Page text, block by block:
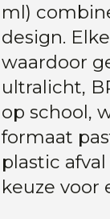
ml)
design.
waardoor
ultralicht,
op school,
formaat
plastic
keuze voor